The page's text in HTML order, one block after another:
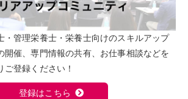
・管理栄養士・栄養士向けのスキルアップ
開催、専門情報の共有、お仕事相談などを
登録ください！
登録はこちら